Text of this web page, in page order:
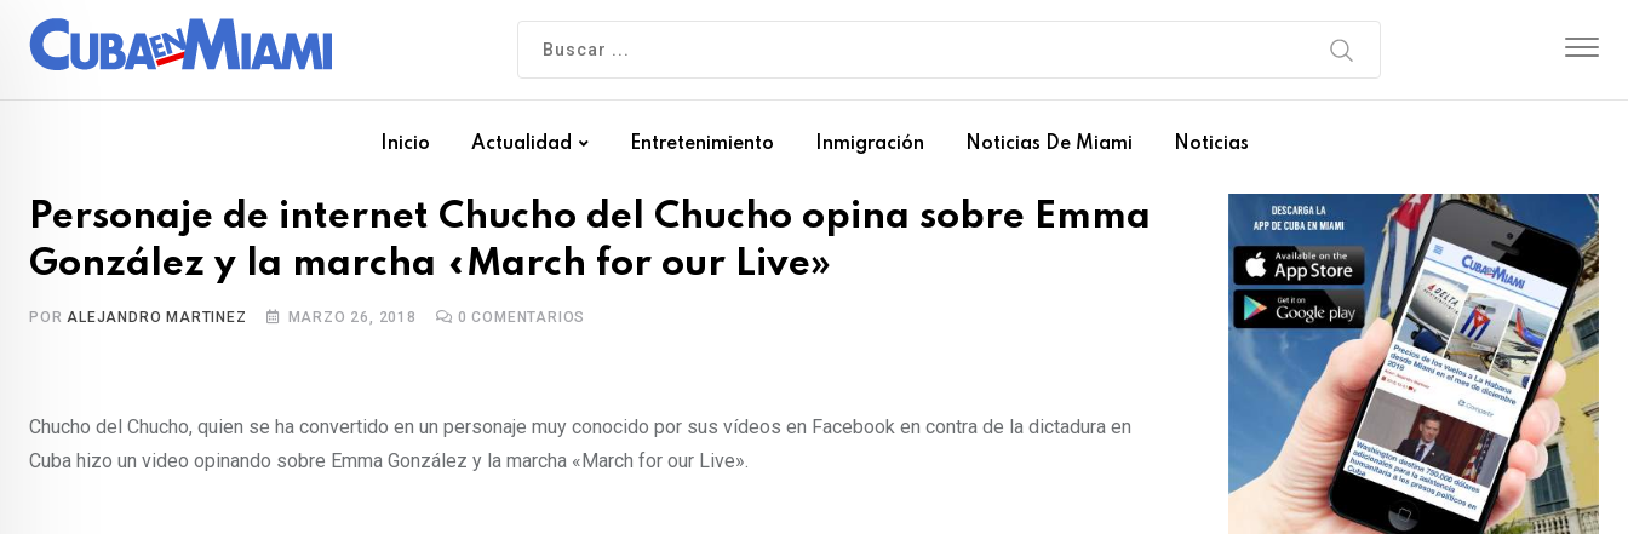
Inicio Actualidad Entretenimiento Inmigración Noticias De Miami Noticias
Personaje de internet Chucho del Chucho opina sobre Emma
González y la marcha «March for our Live»
PORALEJANDRO MARTINEZ MARZO 26, 2018 0 COMENTARIOS
Chucho del Chucho, quien se ha convertido en un personaje muy conocido por sus vídeos en Facebook en contra de la dictadura en
Cuba hizo un video opinando sobre Emma González y la marcha «March for our Live».